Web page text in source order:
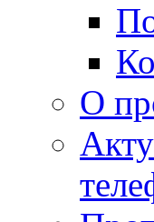
О